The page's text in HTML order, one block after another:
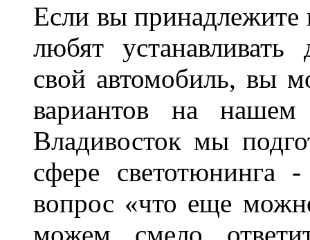
Если вы принадлежите
любят устанавливать
свой автомобиль, вы
вариантов на
Владивосток мы
сфере светотюнинга
вопрос «что еще